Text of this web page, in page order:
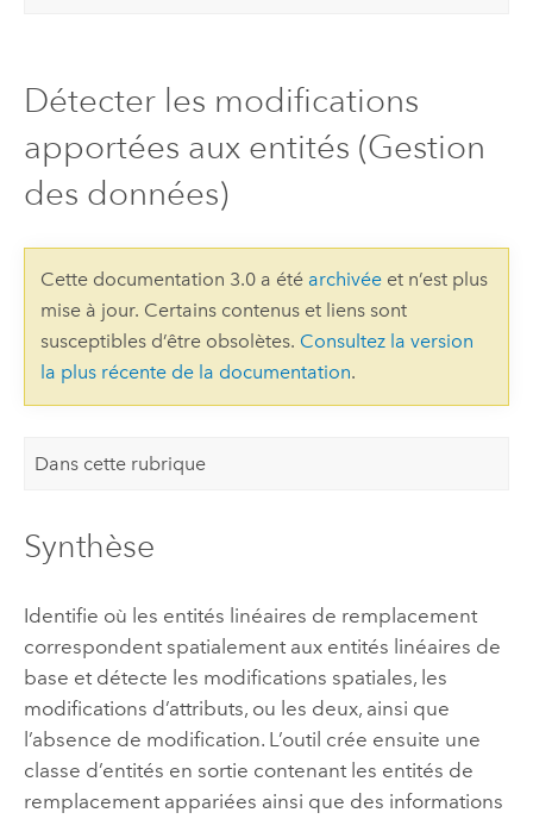
Détecter les modifications
apportées aux entités (Gestion
des données)
Cette documentation 3.0 a été archivéeet n’est plus
mise à jour. Certains contenus et liens sont
susceptibles d’être obsolètes. Consultez la version
la plus récente de la documentation.
Dans cette rubrique
Synthèse
Identifie où les entités linéaires de remplacement
correspondent spatialement aux entités linéaires de
base et détecte les modifications spatiales, les
modifications d’attributs, ou les deux, ainsi que
l’absence de modification. L’outil crée ensuite une
classe d’entités en sortie contenant les entités de
remplacement appariées ainsi que des informations